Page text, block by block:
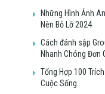
Những Hình Ảnh
Nên Bỏ Lỡ 2024
Cách đánh sập
Nhanh Chóng Đơn
Tổng Hợp 100
Cuộc Sống